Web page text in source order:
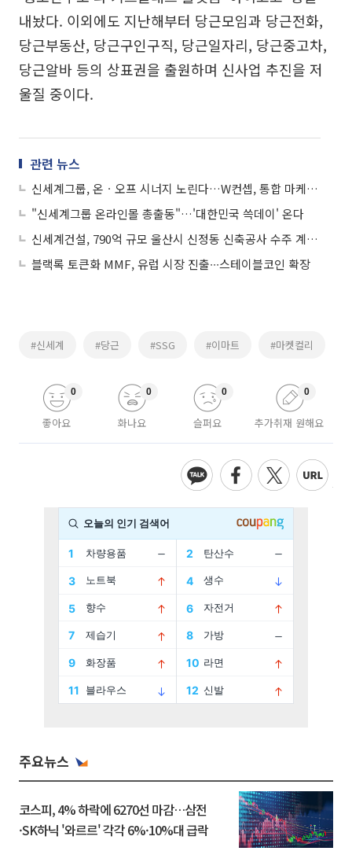
내놨다. 이외에도 지난해부터 당근모임과 당근전화,
당근부동산, 당근구인구직, 당근일자리, 당근중고차,
당근알바 등의 상표권을 출원하며 신사업 추진을 저
울질 중이다.
관련 뉴스
신세계그룹, 온ㆍ오프 시너지 노린다…W컨셉, 통합 마케팅 본격화
"신세계그룹 온라인몰 총출동"…'대한민국 쓱데이' 온다
신세계건설, 790억 규모 울산시 신정동 신축공사 수주 계약 체결
블랙록 토큰화 MMF, 유럽 시장 진출∙∙∙스테이블코인 확장
#신세계 #당근 #SSG #이마트 #마켓컬리
좋아요
0
화나요
0
슬퍼요
0
추가취재 원해요
0
주요뉴스
코스피, 4% 하락에 6270선 마감…삼전
·SK하닉 '와르르' 각각 6%·10%대 급락